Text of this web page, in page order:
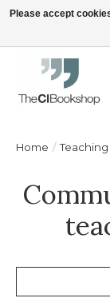
Friendly personal
Home /
Please accept